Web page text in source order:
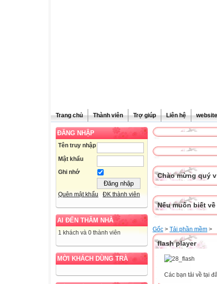
Trang chủ Thành viên Trợ giúp Liên hệ
ĐĂNG NHẬP
Tên truy nhập
Mật khẩu
Ghi nhớ
Quên mật khẩu ĐK thành viên
AI ĐẾN THĂM NHÀ
1 khách và 0 thành viên
MỜI KHÁCH DÙNG TRÀ
Chào mừng quý
Nếu muốn biết
Gốc > Tải phần mềm >
flash player
Các bạn tải về tại